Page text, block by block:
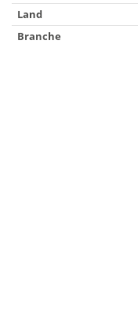
Land
Branche